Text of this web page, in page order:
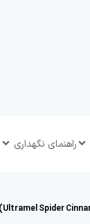
راهنمای نگهداری